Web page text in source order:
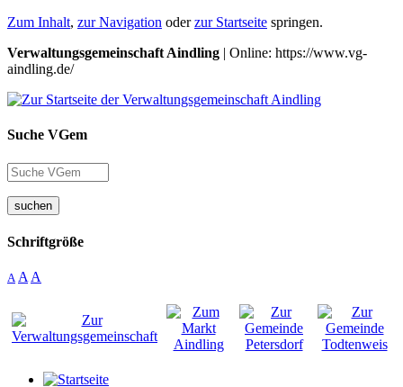
Zum Inhalt, zur Navigation oderzur Startseite springen.
Verwaltungsgemeinschaft Aindling | Online: https://www.vg-
aindling.de/
Suche VGem
suchen
Schriftgröße
A A A